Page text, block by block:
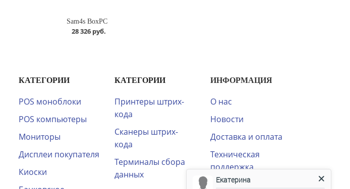
Sam4s BoxPC
28 326 руб.
КАТЕГОРИИ
POS моноблоки
POS компьютеры
Мониторы
Дисплеи покупателя
Киоски
КАТЕГОРИИ
Принтеры штрих-
кода
Сканеры штрих-
кода
Терминалы сбора
данных
ИНФОРМАЦИЯ
О нас
Новости
Доставка и оплата
Техническая
поддержка
Распродажа
Екатерина